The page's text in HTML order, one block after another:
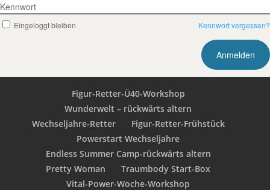
Kennwort
Eingeloggt bleiben Kennwort vergessen?
Figur-Retter-Ü40-Workshop
Wunderwelt – rückwärts altern
Wechseljahre-Retter
Figur-Retter-Frühstück
Powerstart Wechseljahre
Endless Summer Camp-rückwärts altern
Pretty Woman
Traumbody Start-Box
Vital-Power-Woche-Workshop